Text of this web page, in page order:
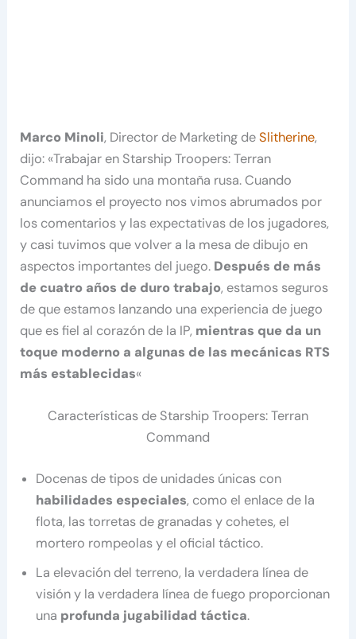
Marco Minoli, Director de Marketing deSlitherine,
dijo: «Trabajar en Starship Troopers: Terran
Command ha sido una montaña rusa. Cuando
anunciamos el proyecto nos vimos abrumados por
los comentarios y las expectativas de los jugadores,
y casi tuvimos que volver a la mesa de dibujo en
aspectos importantes del juego. Después de más
de cuatro años de duro trabajo, estamos seguros
de que estamos lanzando una experiencia de juego
que es fiel al corazón de la IP, mientras que da un
toque moderno a algunas de las mecánicas RTS
más establecidas«
Características de Starship Troopers: Terran
Command
Docenas de tipos de unidades únicas con
habilidades especiales, como el enlace de la
flota, las torretas de granadas y cohetes, el
mortero rompeolas y el oficial táctico.
La elevación del terreno, la verdadera línea de
visión y la verdadera línea de fuego proporcionan
una profunda jugabilidad táctica.